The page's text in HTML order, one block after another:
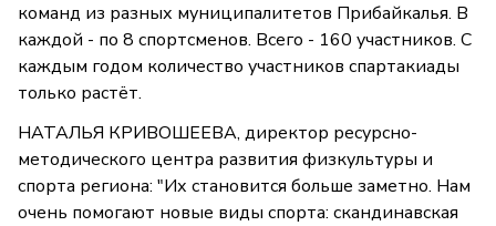
команд из разных муниципалитетов Прибайкалья. В
каждой - по 8 спортсменов. Всего - 160 участников. С
каждым годом количество участников спартакиады
только растёт.
НАТАЛЬЯ КРИВОШЕЕВА, директор ресурсно-
методического центра развития физкультуры и
спорта региона: "Их становится больше заметно. Нам
очень помогают новые виды спорта: скандинавская